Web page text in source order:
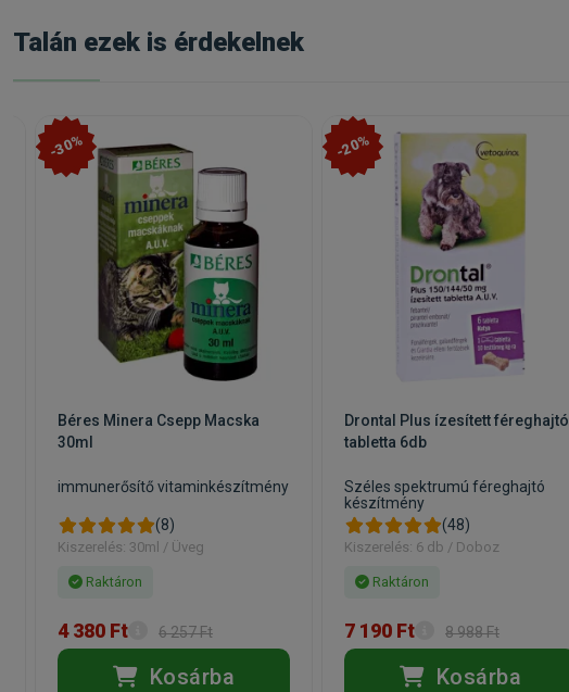
Talán ezek is érdekelnek
-30%
Béres Minera Csepp Macska
30ml
immunerősítő vitaminkészítmény
(8)
Kiszerelés: 30ml / Üveg
Raktáron
4 380 Ft 6 257 Ft
Kosárba
-20%
Drontal Plus ízesített féreghajtó
tabletta 6db
Széles spektrumú féreghajtó
készítmény
(48)
Kiszerelés: 6 db / Doboz
Raktáron
7 190 Ft 8 988 Ft
Kosárba